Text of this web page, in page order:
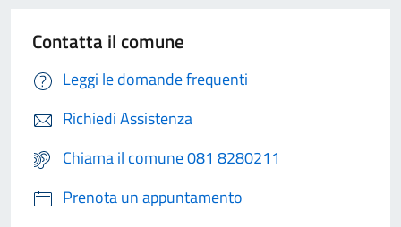
Contatta il comune
Leggi le domande frequenti
Richiedi Assistenza
Chiama il comune 081 8280211
Prenota un appuntamento